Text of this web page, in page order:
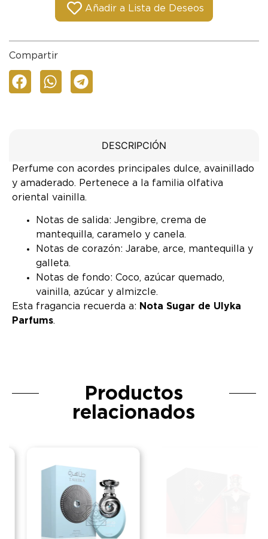
Añadir a Lista de Deseos
Compartir
DESCRIPCIÓN
Perfume con acordes principales dulce, avainillado
y amaderado. Pertenece a la familia olfativa
oriental vainilla.
Notas de salida: Jengibre, crema de
mantequilla, caramelo y canela.
Notas de corazón: Jarabe, arce, mantequilla y
galleta.
Notas de fondo: Coco, azúcar quemado,
vainilla, azúcar y almizcle.
Esta fragancia recuerda a: Nota Sugar de Ulyka
Parfums.
Productos
relacionados